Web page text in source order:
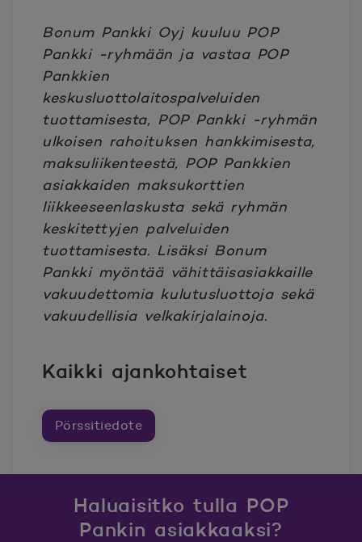
Bonum Pankki Oyj kuuluu POP
Pankki -ryhmään ja vastaa POP
Pankkien
keskusluottolaitospalveluiden
tuottamisesta, POP Pankki -ryhmän
ulkoisen rahoituksen hankkimisesta,
maksuliikenteestä, POP Pankkien
asiakkaiden maksukorttien
liikkeeseenlaskusta sekä ryhmän
keskitettyjen palveluiden
tuottamisesta. Lisäksi Bonum
Pankki myöntää vähittäisasiakkaille
vakuudettomia kulutusluottoja sekä
vakuudellisia velkakirjalainoja.
Kaikki ajankohtaiset
Pörssitiedote
Haluaisitko tulla POP
Pankin asiakkaaksi?